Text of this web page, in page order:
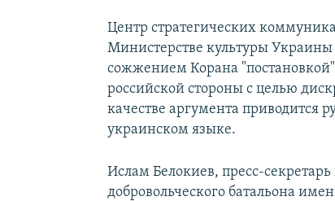
Центр стратегических
Министерстве культуры
сожжением Корана
российской стороны с целью
качестве аргумента приводится
украинском языке.
Ислам Белокиев, пресс-
добровольческого батальона